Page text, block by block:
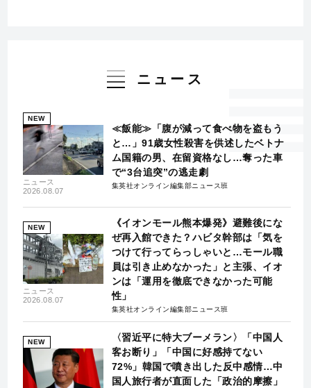
ニュース
NEW
ニュース
2026.08.07
≪飯能≫「腹が減って食べ物を盗もう
と…」91歳女性殺害を供述したベトナ
ム国籍の男、在留資格なし…奪った車
で“3台追突”の逃走劇
集英社オンライン編集部ニュース班
NEW
ニュース
2026.08.07
《イオンモール熊本爆発》避難後にな
ぜ再入館できた？ハビタ幹部は「気を
つけて行ってらっしゃいと…モール職
員は引き止めなかった」と主張、イオ
ンは「運用を徹底できなかった可能
性」
集英社オンライン編集部ニュース班
NEW
〈習近平に特大ブーメラン〉「中国人
客お断り」「中国に好感持てない
72%」韓国で噴き出した反中感情…中
国人旅行者が直面した「政治的摩擦」